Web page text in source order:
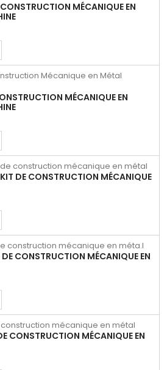
MÉCANIQUE EN
MÉCANIQUE EN
DE CONSTRUCTION MÉCANIQUE
CONSTRUCTION MÉCANIQUE EN
CONSTRUCTION MÉCANIQUE EN